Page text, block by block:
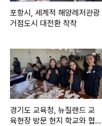
포항시, 세계적 해양레저관광
거점도시 대전환 착착
경기도 교육청, 뉴질랜드 교
육현장 방문 현지 학교와 협